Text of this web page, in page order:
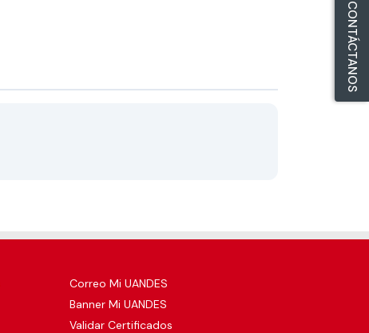
Correo Mi UANDES
Banner Mi UANDES
Validar Certificados
CONTÁCTANOS